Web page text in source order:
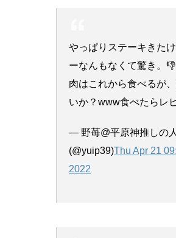
やっぱりステーキきた
ーなんもなくて驚き。👎
肉はこれから食べるが
いか？www食べたらレ
— 野苺@平原神推しの
(@yuip39)Thu Apr 21
2022